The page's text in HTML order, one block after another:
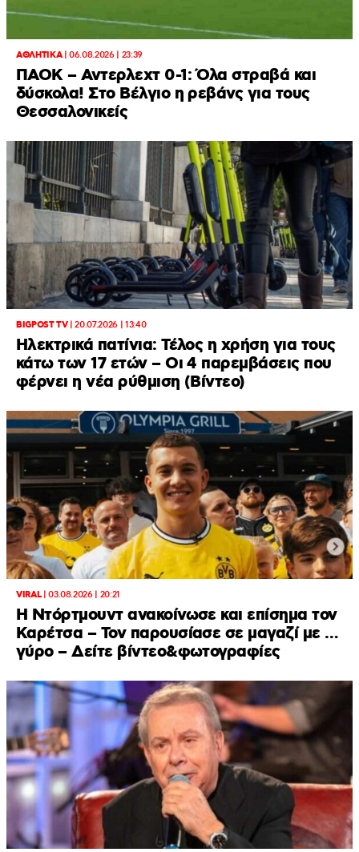
ΑΘΛΗΤΙΚΑ|06.08.2026 | 23:39
ΠΑΟΚ – Αντερλεχτ 0-1: Όλα στραβά και
δύσκολα! Στο Βέλγιο η ρεβάνς για τους
Θεσσαλονικείς
BIGPOST TV|20.07.2026 | 13:40
Ηλεκτρικά πατίνια: Τέλος η χρήση για τους
κάτω των 17 ετών – Οι 4 παρεμβάσεις που
φέρνει η νέα ρύθμιση (Βίντεο)
VIRAL|03.08.2026 | 20:21
Η Ντόρτμουντ ανακοίνωσε και επίσημα τον
Καρέτσα – Τον παρουσίασε σε μαγαζί με …
γύρο – Δείτε βίντεο&φωτογραφίες